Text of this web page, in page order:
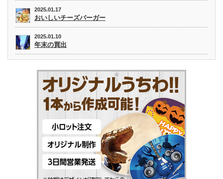
2025.01.17
おいしいチーズバーガー
2025.01.10
年末の買出